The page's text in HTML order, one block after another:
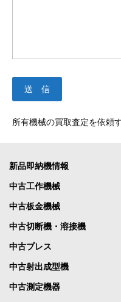
所有機械の買取査定を依頼
新品即納機情報
中古工作機械
中古板金機械
中古切断機・溶接機
中古プレス
中古射出成型機
中古測定機器